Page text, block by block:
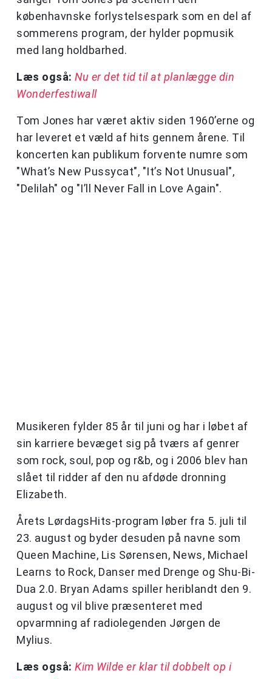
københavnske forlystelsespark som en del af
sommerens program, der hylder popmusik
med lang holdbarhed.
Læs også: Nu er det tid til at planlægge din
Wonderfestiwall
Tom Jones har været aktiv siden 1960’erne og
har leveret et væld af hits gennem årene. Til
koncerten kan publikum forvente numre som
"What’s New Pussycat", "It’s Not Unusual",
"Delilah" og "I’ll Never Fall in Love Again".
Musikeren fylder 85 år til juni og har i løbet af
sin karriere bevæget sig på tværs af genrer
som rock, soul, pop og r&b, og i 2006 blev han
slået til ridder af den nu afdøde dronning
Elizabeth.
Årets LørdagsHits-program løber fra 5. juli til
23. august og byder desuden på navne som
Queen Machine, Lis Sørensen, News, Michael
Learns to Rock, Danser med Drenge og Shu-Bi-
Dua 2.0. Bryan Adams spiller heriblandt den 9.
august og vil blive præsenteret med
opvarmning af radiolegenden Jørgen de
Mylius.
Læs også: Kim Wilde er klar til dobbelt op i